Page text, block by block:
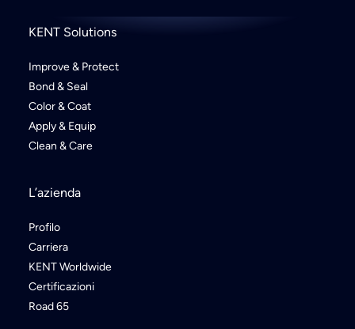
KENT Solutions
Improve & Protect
Bond & Seal
Color & Coat
Apply & Equip
Clean & Care
L’azienda
Profilo
Carriera
KENT Worldwide
Certificazioni
Road 65